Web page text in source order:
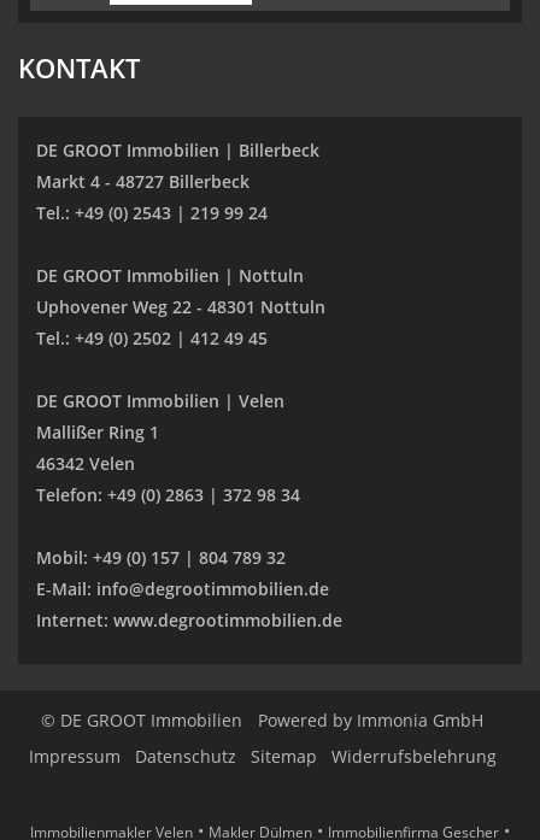
KONTAKT
DE GROOT Immobilien | Billerbeck
Markt 4 - 48727 Billerbeck
Tel.: +49 (0) 2543 | 219 99 24
DE GROOT Immobilien | Nottuln
Uphovener Weg 22 - 48301 Nottuln
Tel.: +49 (0) 2502 | 412 49 45
DE GROOT Immobilien | Velen
Mallißer Ring 1
46342 Velen
Telefon: +49 (0) 2863 | 372 98 34
Mobil: +49 (0) 157 | 804 789 32
E-Mail: info@degrootimmobilien.de
Internet: www.degrootimmobilien.de
© DE GROOT Immobilien Powered by Immonia GmbH
Impressum
Datenschutz Sitemap Widerrufsbelehrung
Immobilienmakler Velen • Makler Dülmen • Immobilienfirma Gescher •